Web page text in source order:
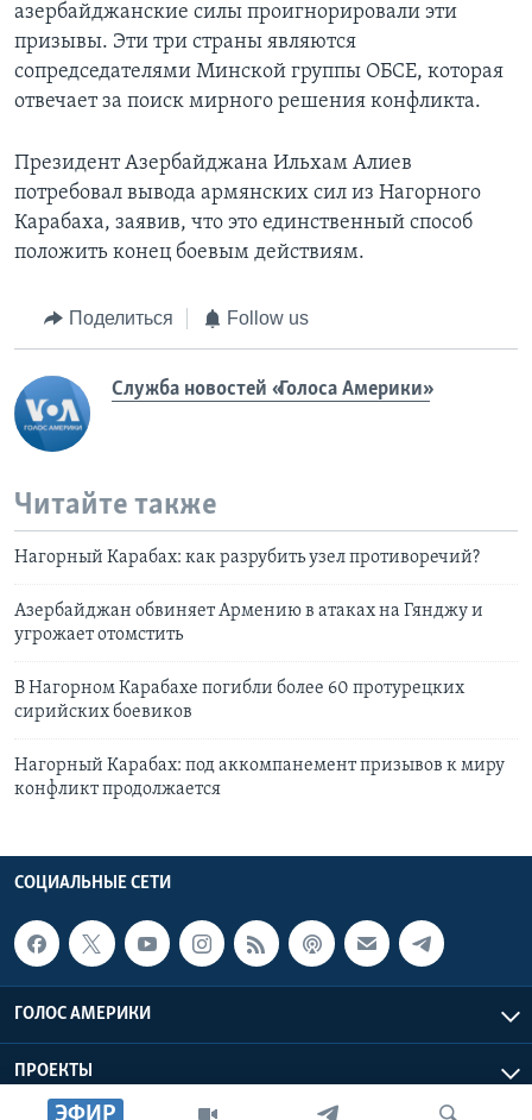
ЭФИР
азербайджанские силы проигнорировали эти
призывы. Эти три страны являются
сопредседателями Минской группы ОБСЕ, которая
отвечает за поиск мирного решения конфликта.
Президент Азербайджана Ильхам Алиев
потребовал вывода армянских сил из Нагорного
Карабаха, заявив, что это единственный способ
положить конец боевым действиям.
Поделиться Follow us
Служба новостей «Голоса Америки»
Читайте также
Нагорный Карабах: как разрубить узел противоречий?
Азербайджан обвиняет Армению в атаках на Гянджу и
угрожает отомстить
В Нагорном Карабахе погибли более 60 протурецких
сирийских боевиков
Нагорный Карабах: под аккомпанемент призывов к миру
конфликт продолжается
СОЦИАЛЬНЫЕ СЕТИ
ГОЛОС АМЕРИКИ
ПРОЕКТЫ